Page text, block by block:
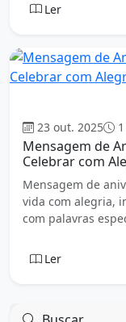
Ler
23 out. 2025
Mensagem de
Celebrar com
Mensagem de
vida com alegria,
com palavras
Ler